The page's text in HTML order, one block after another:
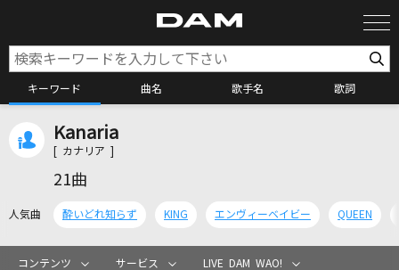
キーワード 曲名 歌手名 歌詞
カラオケリクエスト
Kanaria
[ カナリア ]
21曲
人気曲 酔いどれ知らず KING エンヴィーベイビー QUEEN
コンテンツ サービス LIVE DAM WAO!